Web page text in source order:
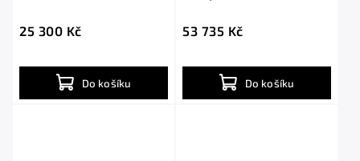
25 300 Kč
Do košíku
53 735 Kč
Do košíku